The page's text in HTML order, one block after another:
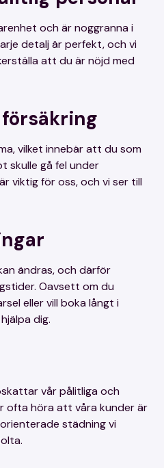
översta glas
element behöver
av kund.
av badkarsfront,
utföras av kunden.
skador, såsom fönster
eller trasiga vitvaror,
detta innan vi påbörjar
om det finns ytor som
arbetstid för
ingår inte som en
flyttstädning, utan utförs
begäran.
och är noggranna i
detalj är perfekt, och vi
att du är nöjd med
vilket innebär att du som
skulle gå fel under
viktig för oss, och vi ser till
ändras, och därför
Oavsett om du
eller vill boka långt i
dig.
vår pålitliga och
ofta höra att våra kunder är
städning vi